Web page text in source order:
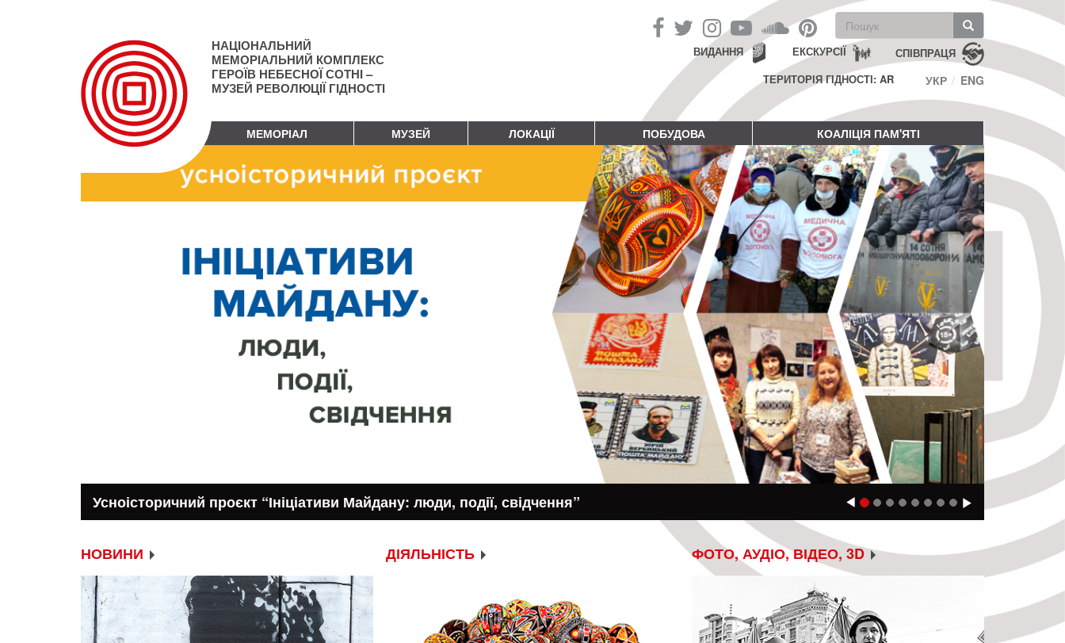
НАЦІОНАЛЬНИЙ
МЕМОРІАЛЬНИЙ КОМПЛЕКС
ГЕРОЇВ НЕБЕСНОЇ СОТНІ –
МУЗЕЙ РЕВОЛЮЦІЇ ГІДНОСТІ
Пошукова
форма
Пошук СПІВПРАЦЯ
ЕКСКУРСІЇ
ВИДАННЯ
ТЕРИТОРІЯ ГІДНОСТІ: AR
УКР ENG
МЕМОРІАЛ МУЗЕЙ ЛОКАЦІЇ ПОБУДОВА КОАЛІЦІЯ ПАМ'ЯТІ
події, свідчення” “Російсько-українська війна: голоси очевидців” −
Previous
НОВИНИ ДІЯЛЬНІСТЬ ФОТО, АУДІО, ВІДЕО, 3D